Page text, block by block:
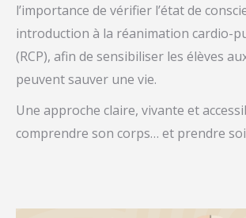
l’importance de vérifier l’état de
introduction à la réanimation cardio-
(RCP), afin de sensibiliser les élèves
peuvent sauver une vie.
Une approche claire, vivante et
comprendre son corps… et prendre